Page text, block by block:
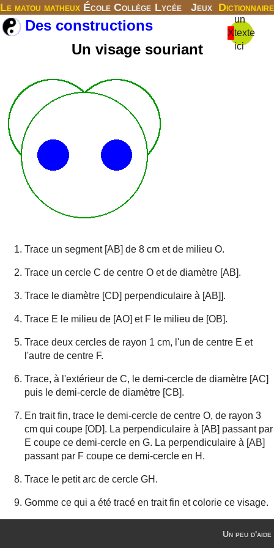
Le matou matheux École Collège Lycée Jeux Dictionnaire
X
un
texte
ici
Des constructions
Un visage souriant
Trace un segment [AB] de 8 cm et de milieu O.
Trace un cercle C de centre O et de diamètre [AB].
Trace le diamètre [CD] perpendiculaire à [AB]].
Trace E le milieu de [AO] et F le milieu de [OB].
Trace deux cercles de rayon 1 cm, l'un de centre E et
l'autre de centre F.
Trace, à l'extérieur de C, le demi-cercle de diamètre [AC]
puis le demi-cercle de diamètre [CB].
En trait fin, trace le demi-cercle de centre O, de rayon 3
cm qui coupe [OD]. La perpendiculaire à [AB] passant par
E coupe ce demi-cercle en G. La perpendiculaire à [AB]
passant par F coupe ce demi-cercle en H.
Trace le petit arc de cercle GH.
Gomme ce qui a été tracé en trait fin et colorie ce visage.
Un peu d'aide